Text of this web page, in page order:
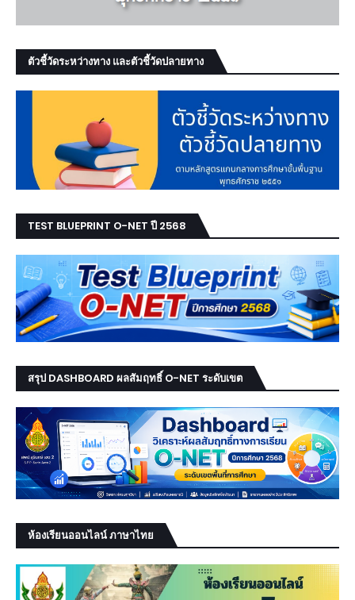
ตัวชี้วัดระหว่างทาง และตัวชี้วัดปลายทาง
TEST BLUEPRINT O-NET ปี 2568
สรุป DASHBOARD ผลสัมฤทธิ์ O-NET ระดับเขต
ห้องเรียนออนไลน์ ภาษาไทย